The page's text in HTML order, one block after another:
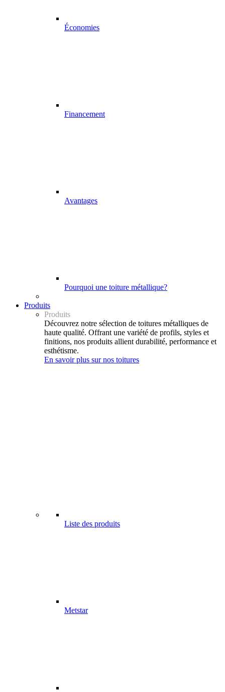
Économies
Financement
Avantages
Pourquoi une toiture métallique?
Produits
Produits
Découvrez notre sélection de toitures métalliques de
haute qualité. Offrant une variété de profils, styles et
finitions, nos produits allient durabilité, performance et
esthétisme.
En savoir plus sur nos toitures
Liste des produits
Metstar